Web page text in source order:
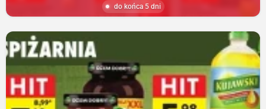
do końca 5 dni